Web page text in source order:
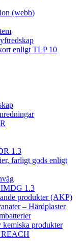
(webb)
enligt TLP 10
1.3
farligt gods enligt
IMDG 1.3
produkter (AKP)
– Härdplaster
produkter
REACH